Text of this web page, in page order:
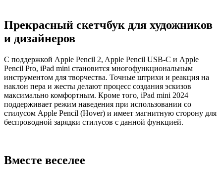
Прекрасный скетчбук для художников
и дизайнеров
С поддержкой Apple Pencil 2, Apple Pencil USB-C и Apple
Pencil Pro, iPad mini становится многофункциональным
инструментом для творчества. Точные штрихи и реакция на
наклон пера и жесты делают процесс создания эскизов
максимально комфортным. Кроме того, iPad mini 2024
поддерживает режим наведения при использовании со
стилусом Apple Pencil (Hover) и имеет магнитную сторону для
беспроводной зарядки стилусов с данной функцией.
Вместе веселее